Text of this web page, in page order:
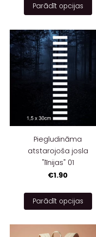
Parādīt opcijas
Piegludināma
atstarojoša josla
"līnijas" 01
€1.90
Parādīt opcijas